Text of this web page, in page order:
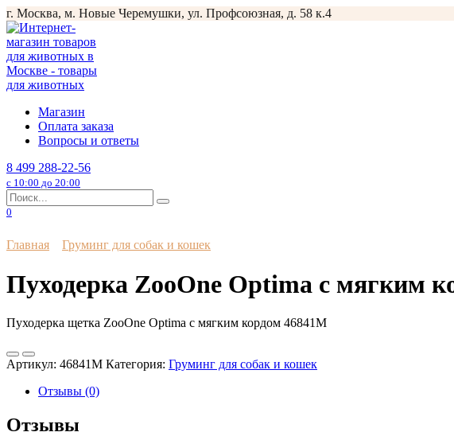
Перейти
к
содержанию
г. Москва, м. Новые Черемушки, ул. Профсоюзная, д. 58 к.4
Магазин
Оплата заказа
Вопросы и ответы
8 499 288-22-56
с 10:00 до 20:00
Search
for:
0
Главная Груминг для собак и кошек
Пуходерка ZooOne Optima с мягким
Пуходерка щетка ZooOne Optima с мягким кордом 46841M
Артикул: 46841M Категория: Груминг для собак и кошек
Отзывы (0)
Отзывы